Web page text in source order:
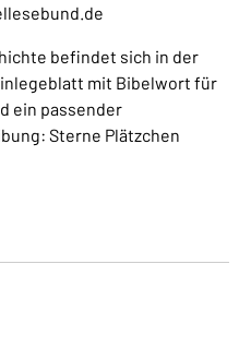
befindet sich in der
mit Bibelwort für
ein passender
Sterne Plätzchen